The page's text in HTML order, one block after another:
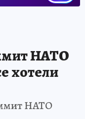
НАТО
хотели
НАТО